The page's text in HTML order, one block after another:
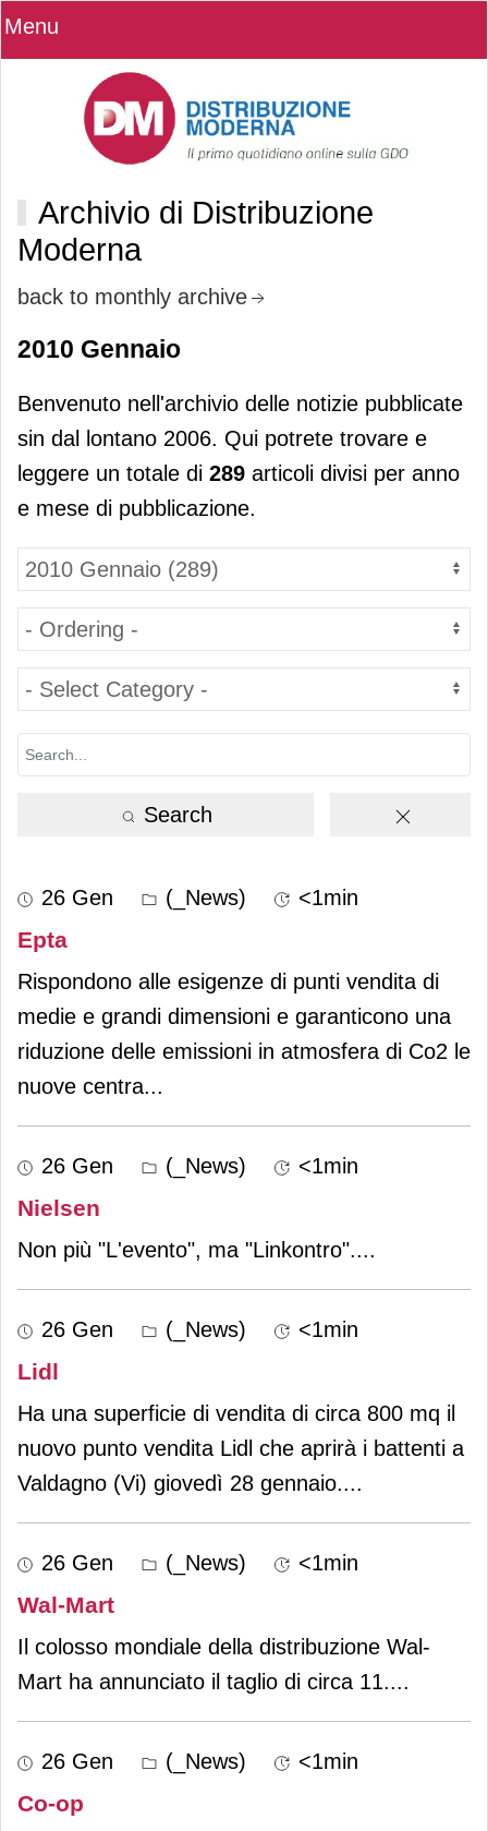
Menu
Archivio di Distribuzione
Moderna
back to monthly archive
2010 Gennaio
Benvenuto nell'archivio delle notizie pubblicate
sin dal lontano 2006. Qui potrete trovare e
leggere un totale di 289 articoli divisi per anno
e mese di pubblicazione.
Search
26 Gen (_News) <1min
Epta
Rispondono alle esigenze di punti vendita di
medie e grandi dimensioni e garanticono una
riduzione delle emissioni in atmosfera di Co2 le
nuove centra...
26 Gen (_News) <1min
Nielsen
Non più "L'evento", ma "Linkontro"....
26 Gen (_News) <1min
Lidl
Ha una superficie di vendita di circa 800 mq il
nuovo punto vendita Lidl che aprirà i battenti a
Valdagno (Vi) giovedì 28 gennaio....
26 Gen (_News) <1min
Wal-Mart
Il colosso mondiale della distribuzione Wal-
Mart ha annunciato il taglio di circa 11....
26 Gen (_News) <1min
Co-op